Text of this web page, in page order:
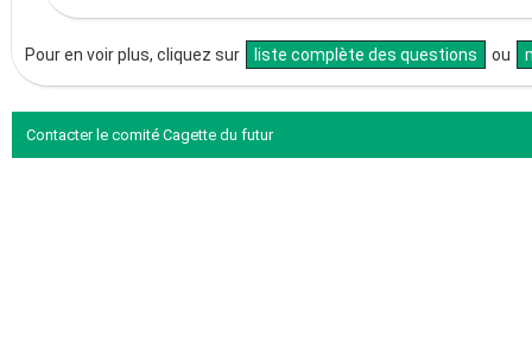
Pour en voir plus, cliquez sur liste complète des questions ou
Contacter le comité Cagette du futur